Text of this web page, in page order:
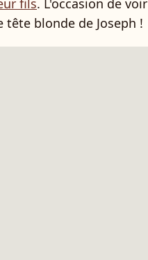
fils. L'occasion de voir
blonde de Joseph !